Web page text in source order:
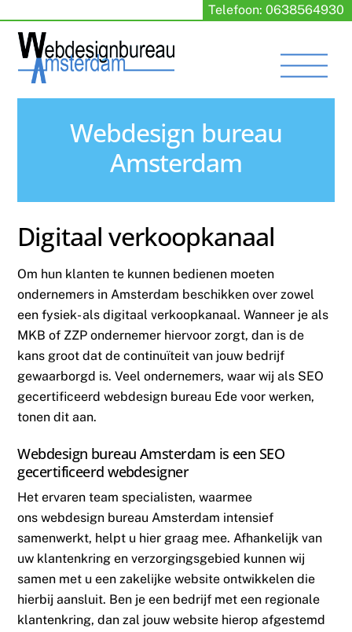
content
Telefoon: 0638564930
Webdesign bureau
Amsterdam
Digitaal verkoopkanaal
Om hun klanten te kunnen bedienen moeten
ondernemers in Amsterdam beschikken over zowel
een fysiek- als digitaal verkoopkanaal. Wanneer je als
MKB of ZZP ondernemer hiervoor zorgt, dan is de
kans groot dat de continuïteit van jouw bedrijf
gewaarborgd is. Veel ondernemers, waar wij als SEO
gecertificeerd webdesign bureau Ede voor werken,
tonen dit aan.
Webdesign bureau Amsterdam is een SEO
gecertificeerd webdesigner
Het ervaren team specialisten, waarmee
ons webdesign bureau Amsterdam intensief
samenwerkt, helpt u hier graag mee. Afhankelijk van
uw klantenkring en verzorgingsgebied kunnen wij
samen met u een zakelijke website ontwikkelen die
hierbij aansluit. Ben je een bedrijf met een regionale
klantenkring, dan zal jouw website hierop afgestemd